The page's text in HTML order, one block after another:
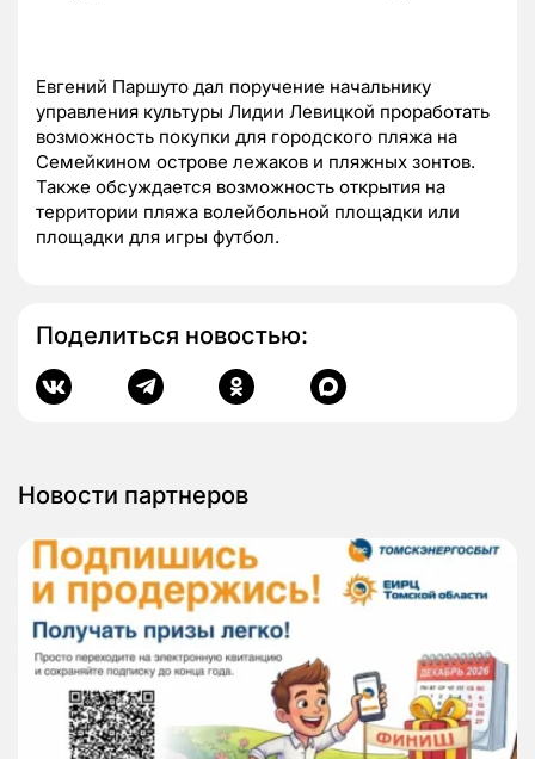
Евгений Паршуто дал поручение начальнику
управления культуры Лидии Левицкой проработать
возможность покупки для городского пляжа на
Семейкином острове лежаков и пляжных зонтов.
Также обсуждается возможность открытия на
территории пляжа волейбольной площадки или
площадки для игры футбол.
Поделиться новостью:
Новости партнеров